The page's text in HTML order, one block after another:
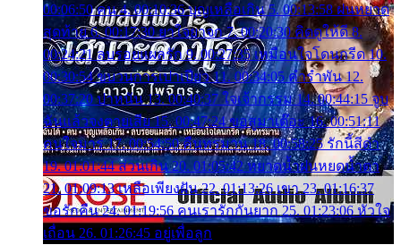
00:06:50 คน 4. 00:10:36 บุญเหลือเกิน 5. 00:13:58 ฝนหยาด
สุดท้าย 6. 00:17:30 ยาใจยาจก 7. 00:20:30 คิดดูให้ดี 8.
00:24:21 ลบรอยแผลรัก 9. 00:27:35 เหมือนใจโดนกรีด 10.
00:30:54 ขบวนการเปาเปียว 11. 00:34:05 คำรำพัน 12.
00:37:20 ปาหนัน 13. 00:40:37 ใจเจ้ากรรม 14. 00:44:15 จูบ
ฉันแล้วจงตายเสีย 15. 00:47:24 ขอสูมาเต๊อะ 16. 00:51:11
คนใจมาร 17. 00:54:50 คืนทรมาน 18. 00:58:25 รักนี้สีดำ
19. 01:01:44 ส่วนเกิน 20. 01:05:42 หยาดน้ำฝนหยดน้ำตา
21. 01:09:13 เหลือเพียงฝัน 22. 01:13:26 เขา 23. 01:16:37
ขอรักคืน 24. 01:19:56 คนเรารักกันยาก 25. 01:23:06 หัวใจ
เถื่อน 26. 01:26:45 อยู่เพื่อลูก